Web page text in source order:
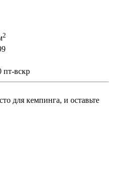
2
пт-вскр
для кемпинга, и оставьте